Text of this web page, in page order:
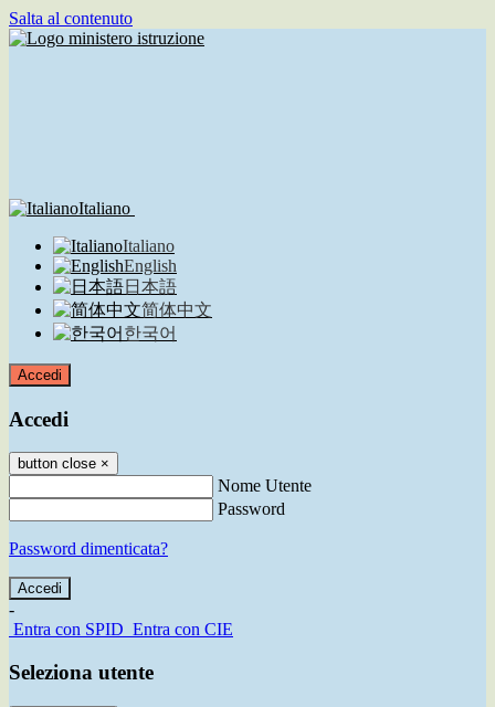
Salta al contenuto
Italiano
Italiano
English
日本語
简体中文
한국어
Accedi
Accedi
button close ×
Nome Utente
Password
Password dimenticata?
-
Entra con SPID Entra con CIE
Seleziona utente